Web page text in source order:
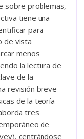
sobre problemas,
tiene una
para
de vista
menos
la lectura de
de la
revisión breve
de la teoría
tres
de
centrándose